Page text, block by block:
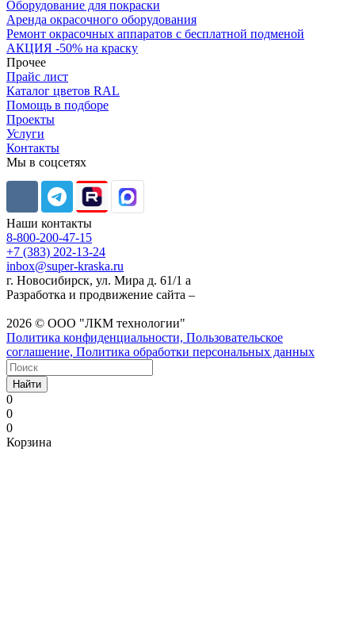
Оборудование для покраски
Аренда окрасочного оборудования
Ремонт окрасочных аппаратов с бесплатной подменой
АКЦИЯ -50% на краску
Прочее
Прайс лист
Каталог цветов RAL
Помощь в подборе
Проекты
Услуги
Контакты
Мы в соцсетях
Наши контакты
8-800-200-47-15
+7 (383) 202-13-24
inbox@super-kraska.ru
г. Новосибирск, ул. Мира д. 61/1 а
Разработка и продвижение сайта –
2026 © ООО "ЛКМ технологии"
Политика конфиденциальности, Пользовательское
соглашение, Политика обработки персональных данных
Найти
0
0
0
Корзина